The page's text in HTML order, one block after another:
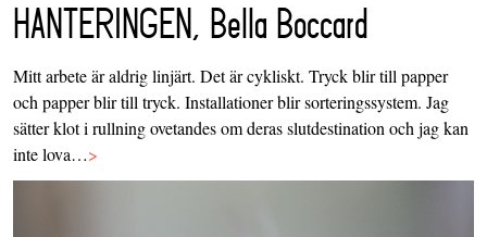
HANTERINGEN, Bella Boccard
Mitt arbete är aldrig linjärt. Det är cykliskt. Tryck blir till papper
och papper blir till tryck. Installationer blir sorteringssystem. Jag
sätter klot i rullning ovetandes om deras slutdestination och jag kan
inte lova…>